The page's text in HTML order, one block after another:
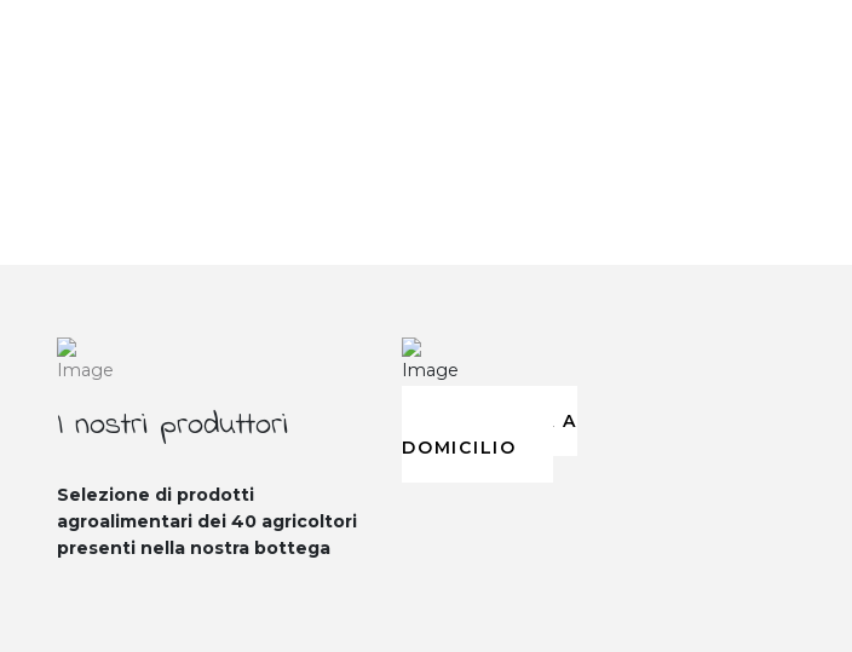
I nostri produttori
Selezione di prodotti
agroalimentari dei 40 agricoltori
presenti nella nostra bottega
CONSEGNA A
DOMICILIO